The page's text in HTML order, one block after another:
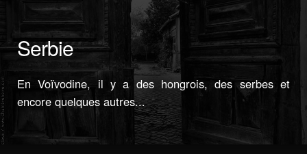
Serbie
En Voïvodine, il y a des hongrois, des serbes et
encore quelques autres...